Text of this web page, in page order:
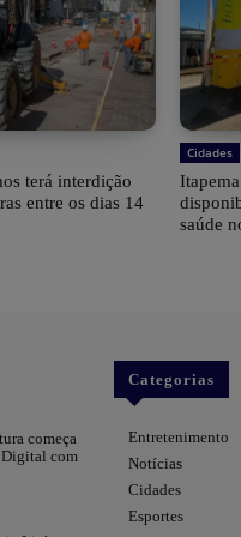
terá interdição
entre os dias 14
Cidades
saúde
começa
com
Categorias
Entretenimento
Notícias
Cidades
Esportes